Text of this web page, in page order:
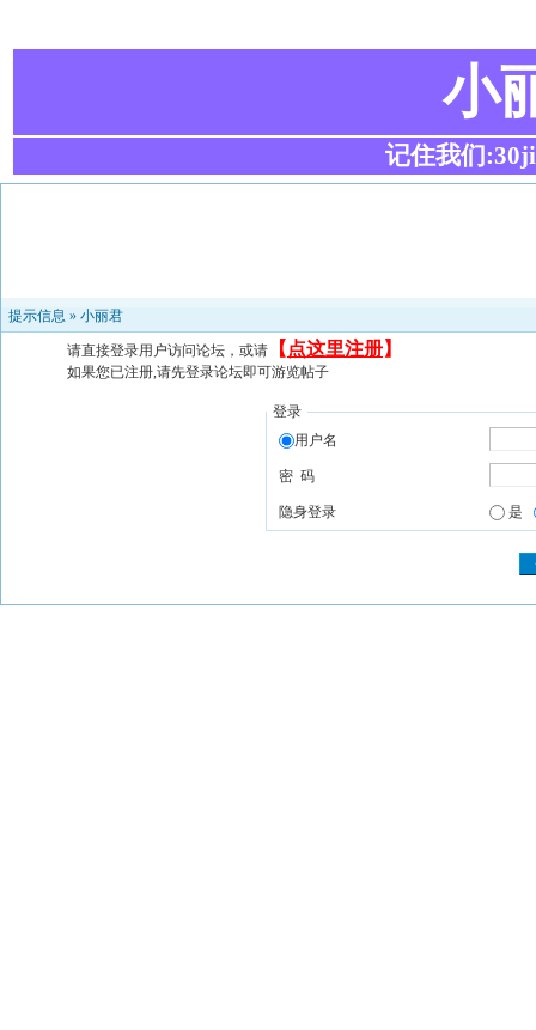
小
记住我们
提示信息 » 小丽君
请直接登录用户访问论坛，或请 【 点这里注册】
如果您已注册,请先登录论坛即可游览帖子
登录
用户名
密 码
隐身登录 是